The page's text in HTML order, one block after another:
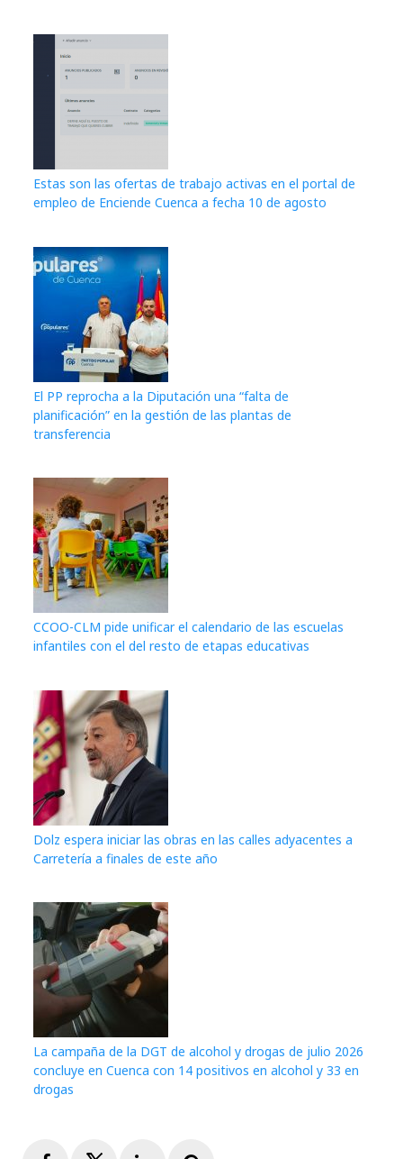
Estas son las ofertas de trabajo activas en el portal de
empleo de Enciende Cuenca a fecha 10 de agosto
El PP reprocha a la Diputación una “falta de
planificación” en la gestión de las plantas de
transferencia
CCOO-CLM pide unificar el calendario de las escuelas
infantiles con el del resto de etapas educativas
Dolz espera iniciar las obras en las calles adyacentes a
Carretería a finales de este año
La campaña de la DGT de alcohol y drogas de julio 2026
concluye en Cuenca con 14 positivos en alcohol y 33 en
drogas